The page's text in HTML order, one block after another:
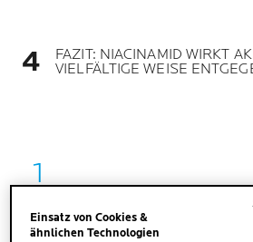
FAZIT: NIACINAMID WIRKT
VIELFÄLTIGE WEISE
WAS IST
Einsatz von Cookies &
ähnlichen Technologien